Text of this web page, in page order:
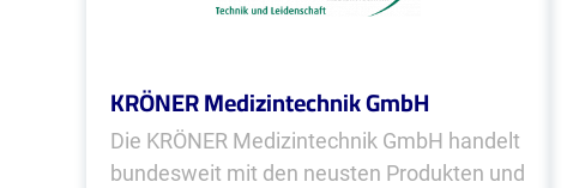
KRÖNER Medizintechnik GmbH
Die KRÖNER Medizintechnik GmbH handelt
bundesweit mit den neusten Produkten und